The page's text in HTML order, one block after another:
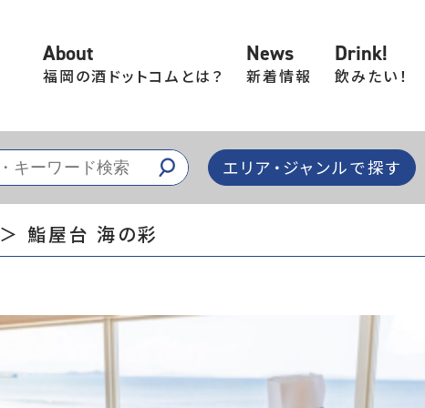
About
福岡の酒ドットコムとは？
News
新着情報
Drink!
飲みたい！
エリア・ジャンルで探す
＞ 鮨屋台 海の彩